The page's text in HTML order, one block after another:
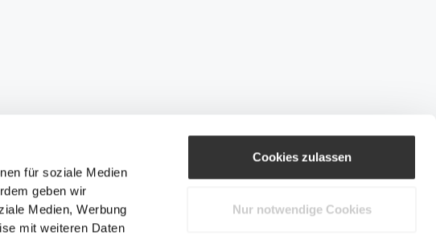
für soziale Medien
geben wir
Medien, Werbung
mit weiteren Daten
Cookies zulassen
Nur notwendige Cookies